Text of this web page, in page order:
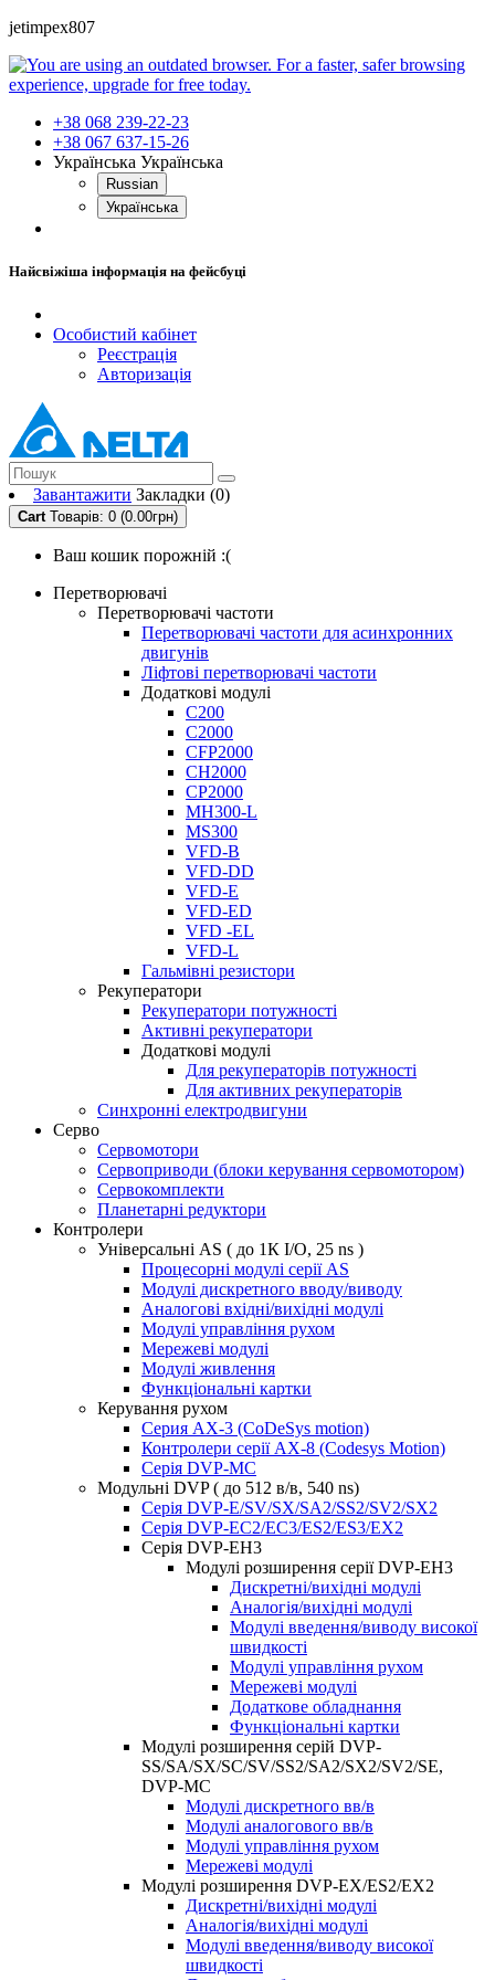
jetimpex807
+38 068 239-22-23
+38 067 637-15-26
Українська Українська
Russian
Українська
Найсвіжіша інформація на фейсбуці
Особистий кабінет
Реєстрація
Авторизація
Завантажити Закладки (0)
Cart Товарів: 0 (0.00грн)
Ваш кошик порожній :(
Перетворювачі
Перетворювачі частоти
Перетворювачі частоти для асинхронних
двигунів
Ліфтові перетворювачі частоти
Додаткові модулі
C200
C2000
CFP2000
CH2000
CP2000
MH300-L
MS300
VFD-B
VFD-DD
VFD-E
VFD-ED
VFD -EL
VFD-L
Гальмівні резистори
Рекуператори
Рекуператори потужності
Активні рекуператори
Додаткові модулі
Для рекуператорів потужності
Для активних рекуператорів
Синхронні електродвигуни
Серво
Сервомотори
Сервоприводи (блоки керування сервомотором)
Сервокомплекти
Планетарні редуктори
Контролери
Універсальні AS ( до 1К I/O, 25 ns )
Процесорні модулі серії AS
Модулі дискретного вводу/виводу
Аналогові вхідні/вихідні модулі
Модулі управління рухом
Мережеві модулі
Модулі живлення
Функціональні картки
Керування рухом
Серия AX-3 (CoDeSys motion)
Контролери серії AX-8 (Codesys Motion)
Серія DVP-MC
Модульні DVP ( до 512 в/в, 540 ns)
Серія DVP-E/SV/SX/SA2/SS2/SV2/SX2
Серія DVP-EC2/EC3/ES2/ES3/EX2
Серія DVP-EH3
Модулі розширення серії DVP-EH3
Дискретні/вихідні модулі
Аналогія/вихідні модулі
Модулі введення/виводу високої
швидкості
Модулі управління рухом
Мережеві модулі
Додаткове обладнання
Функціональні картки
Модулі розширення серій DVP-
SS/SA/SX/SC/SV/SS2/SA2/SX2/SV2/SE,
DVP-MC
Модулі дискретного вв/в
Модулі аналогового вв/в
Модулі управління рухом
Мережеві модулі
Модулі розширення DVP-EX/ES2/EX2
Дискретні/вихідні модулі
Аналогія/вихідні модулі
Модулі введення/виводу високої
швидкості